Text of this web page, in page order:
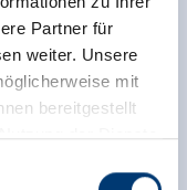
Partner für
weiter. Unsere
mit
bereitgestellt
der Dienste